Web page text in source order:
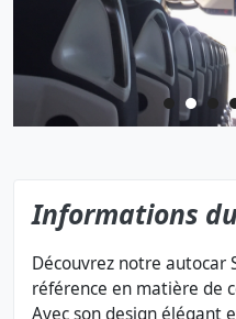
Informations
Découvrez notre autocar
référence en matière de
Avec son design élégant